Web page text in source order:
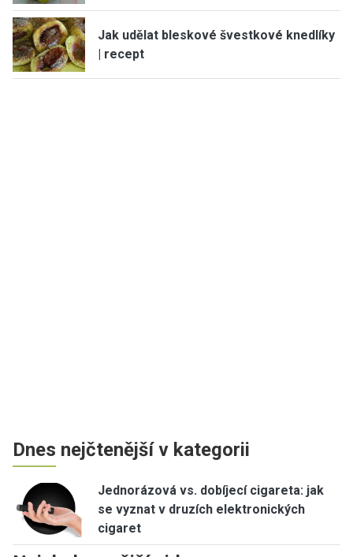
Jak udělat bleskové švestkové knedlíky
| recept
Dnes nejčtenější v kategorii
Jednorázová vs. dobíjecí cigareta: jak
se vyznat v druzích elektronických
cigaret